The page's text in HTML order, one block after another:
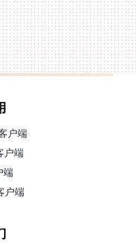
户端
户端
端
户端